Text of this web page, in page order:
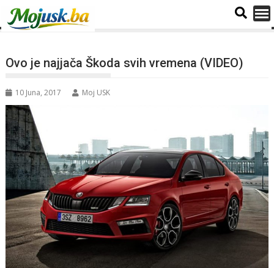
Ovo je najjača Škoda svih vremena (VIDEO)
10 Juna, 2017 Moj USK